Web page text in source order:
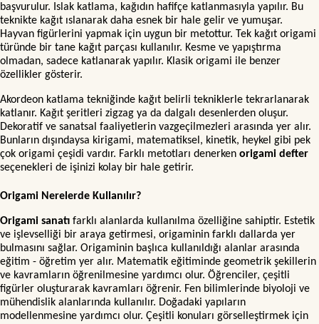
başvurulur. Islak katlama, kağıdın hafifçe katlanmasıyla yapılır. Bu
teknikte kağıt ıslanarak daha esnek bir hale gelir ve yumuşar.
Hayvan figürlerini yapmak için uygun bir metottur. Tek kağıt origami
türünde bir tane kağıt parçası kullanılır. Kesme ve yapıştırma
olmadan, sadece katlanarak yapılır. Klasik origami ile benzer
özellikler gösterir.
Akordeon katlama tekniğinde kağıt belirli tekniklerle tekrarlanarak
katlanır. Kağıt şeritleri zigzag ya da dalgalı desenlerden oluşur.
Dekoratif ve sanatsal faaliyetlerin vazgeçilmezleri arasında yer alır.
Bunların dışındaysa kirigami, matematiksel, kinetik, heykel gibi pek
çok origami çeşidi vardır. Farklı metotları denerken origami defter
seçenekleri de işinizi kolay bir hale getirir.
Origami Nerelerde Kullanılır?
Origami sanatı farklı alanlarda kullanılma özelliğine sahiptir. Estetik
ve işlevselliği bir araya getirmesi, origaminin farklı dallarda yer
bulmasını sağlar. Origaminin başlıca kullanıldığı alanlar arasında
eğitim - öğretim yer alır. Matematik eğitiminde geometrik şekillerin
ve kavramların öğrenilmesine yardımcı olur. Öğrenciler, çeşitli
figürler oluşturarak kavramları öğrenir. Fen bilimlerinde biyoloji ve
mühendislik alanlarında kullanılır. Doğadaki yapıların
modellenmesine yardımcı olur. Çeşitli konuları görselleştirmek için